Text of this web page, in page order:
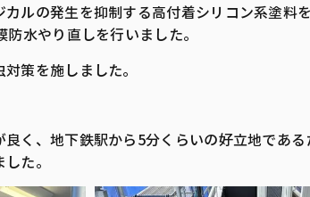
ルの発生を抑制する高付着シリコン系塗料
水やり直しを行いました。
策を施しました。
く、地下鉄駅から5分くらいの好立地であ
た。